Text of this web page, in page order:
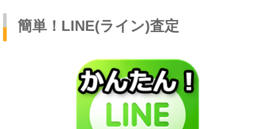
簡単！LINE(ライン)査定